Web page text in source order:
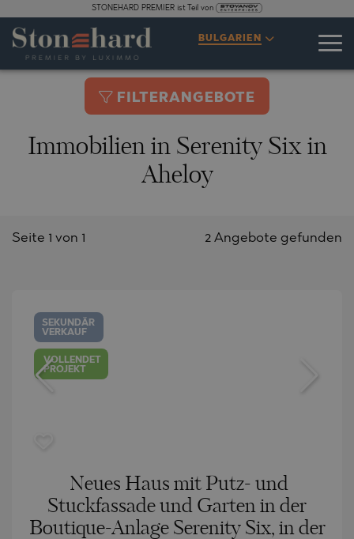
STONEHARD PREMIER ist Teil von
BULGARIEN
FILTERANGEBOTE
Immobilien in Serenity Six in
Aheloy
2 Angebote gefunden
Seite 1 von 1
SEKUNDÄR
VERKAUF
VOLLENDET
PROJEKT
Neues Haus mit Putz- und
Stuckfassade und Garten in der
Boutique-Anlage Serenity Six, in der